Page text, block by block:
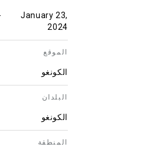
January 23,
2024
الموقع
الكونغو
البلدان
الكونغو
المنطقة